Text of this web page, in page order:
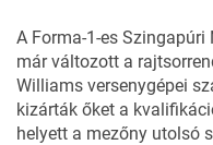
A Forma-1-es
már változott a
Williams versenygépei
kizárták őket a
helyett a mezőny utolsó